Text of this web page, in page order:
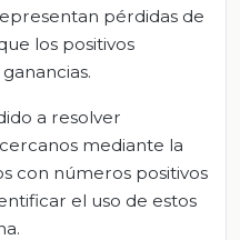
pérdidas de
los positivos
a resolver
mediante la
con números positivos
el uso de estos